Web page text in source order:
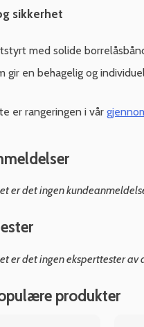
sikkerhet
med solide
gir en behagelig og
er rangeringen i vår
er det ingen
er det ingen eksperttester
produkter